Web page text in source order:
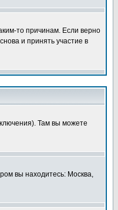
то причинам. Если верно
и принять участие в
Там вы можете
вы находитесь: Москва,